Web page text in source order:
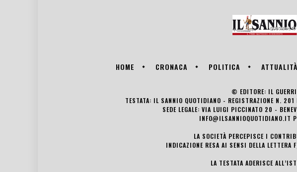
HOME CRONACA POLITICA ATTUALITÀ
© EDITORE: IL
TESTATA: IL SANNIO QUOTIDIANO - REGISTRAZIONE N.
SEDE LEGALE: VIA LUIGI PICCINATO 20 -
LA SOCIETÀ PERCEPISCE I
INDICAZIONE RESA AI SENSI DELLA LETTERA
LA TESTATA ADERISCE